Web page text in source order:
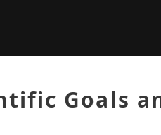
Goals